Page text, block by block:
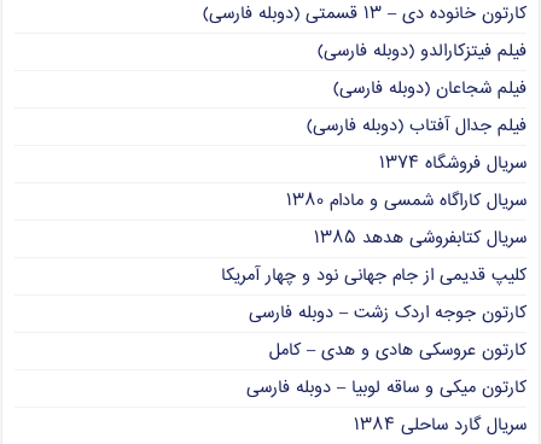
کارتون خانوده دی – ۱۳ قسمتی (دوبله فارسی)
فیلم فیتزکارالدو (دوبله فارسی)
فیلم شجاعان (دوبله فارسی)
فیلم جدال آفتاب (دوبله فارسی)
سریال فروشگاه ۱۳۷۴
سریال کاراگاه شمسی و مادام ۱۳۸۰
سریال کتابفروشی هدهد ۱۳۸۵
کلیپ قدیمی از جام جهانی نود و چهار آمریکا
کارتون جوجه اردک زشت – دوبله فارسی
کارتون عروسکی هادی و هدی – کامل
کارتون میکی و ساقه لوبیا – دوبله فارسی
سریال گارد ساحلی ۱۳۸۴